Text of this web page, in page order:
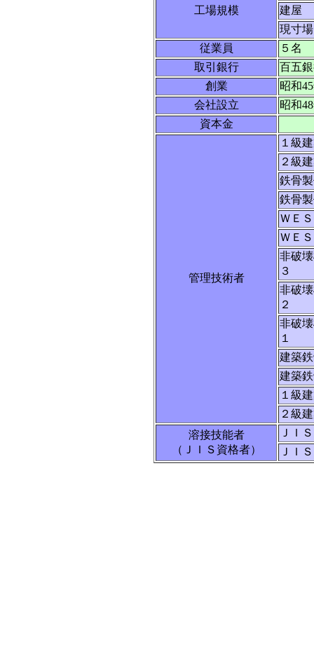
工場規模
建屋
現寸場
従業員
５名
取引銀行
百五
創業
昭和
会社設立
昭和
資本金
管理技術者
１級
２級
鉄骨
鉄骨
ＷＥ
ＷＥ
非破
３
非破
２
非破
１
建築
建築
１級
２級
溶接技能者
（ＪＩＳ資格者）
ＪＩ
ＪＩ